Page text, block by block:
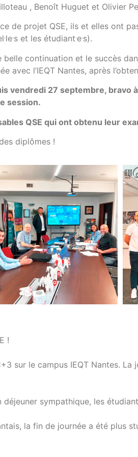
, Benoît Huguet et Olivier
de projet QSE, ils et elles ont
.le.s et les étudiant.e.s).
belle continuation et le succès
avec l’IEQT Nantes, après
vendredi 27 septembre, bravo
session.
QSE qui ont obtenu leur
diplômes !
!
sur le campus IEQT Nantes.
déjeuner sympathique, les étudiant
la fin de journée a été plus